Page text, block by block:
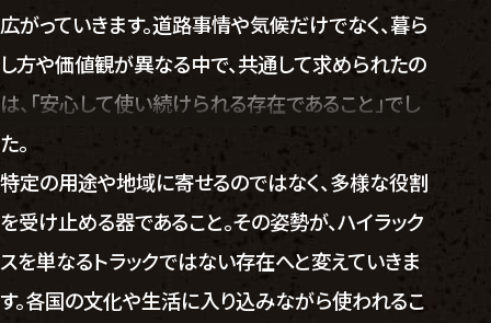
広がっていきます。道路事情や気候だけでなく、暮ら
し方や価値観が異なる中で、共通して求められたの
は、「安心して使い続けられる存在であること」でし
た。
特定の用途や地域に寄せるのではなく、多様な役割
を受け止める器であること。その姿勢が、ハイラック
スを単なるトラックではない存在へと変えていきま
す。各国の文化や生活に入り込みながら使われるこ